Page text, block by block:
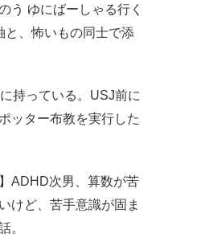
う ゆにばーしゃる行く
と、怖いもの同士で添
持っている。USJ前に
ッター布教を実行した
ADHD次男、算数が苦
けど、苦手意識が固ま
。